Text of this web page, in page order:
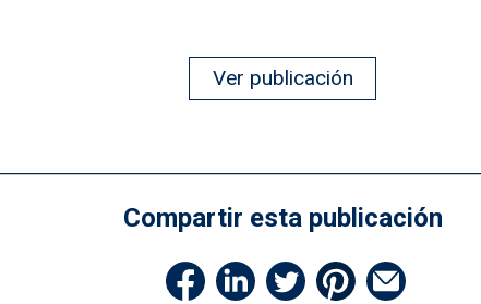
Ver publicación
Compartir esta publicación